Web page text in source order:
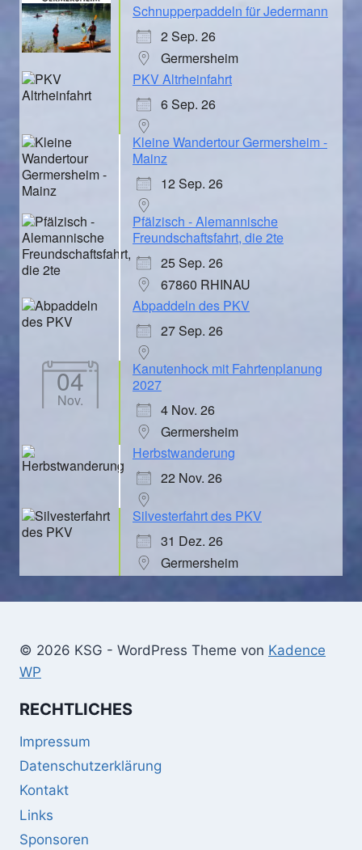
Schnupperpaddeln für Jedermann
2 Sep. 26
Germersheim
PKV Altrheinfahrt
6 Sep. 26
Kleine Wandertour Germersheim -
Mainz
12 Sep. 26
Pfälzisch - Alemannische
Freundschaftsfahrt, die 2te
25 Sep. 26
67860 RHINAU
Abpaddeln des PKV
27 Sep. 26
04
Nov.
Kanutenhock mit Fahrtenplanung
2027
4 Nov. 26
Germersheim
Herbstwanderung
22 Nov. 26
Silvesterfahrt des PKV
31 Dez. 26
Germersheim
© 2026 KSG - WordPress Theme von Kadence
WP
RECHTLICHES
Impressum
Datenschutzerklärung
Kontakt
Links
Sponsoren